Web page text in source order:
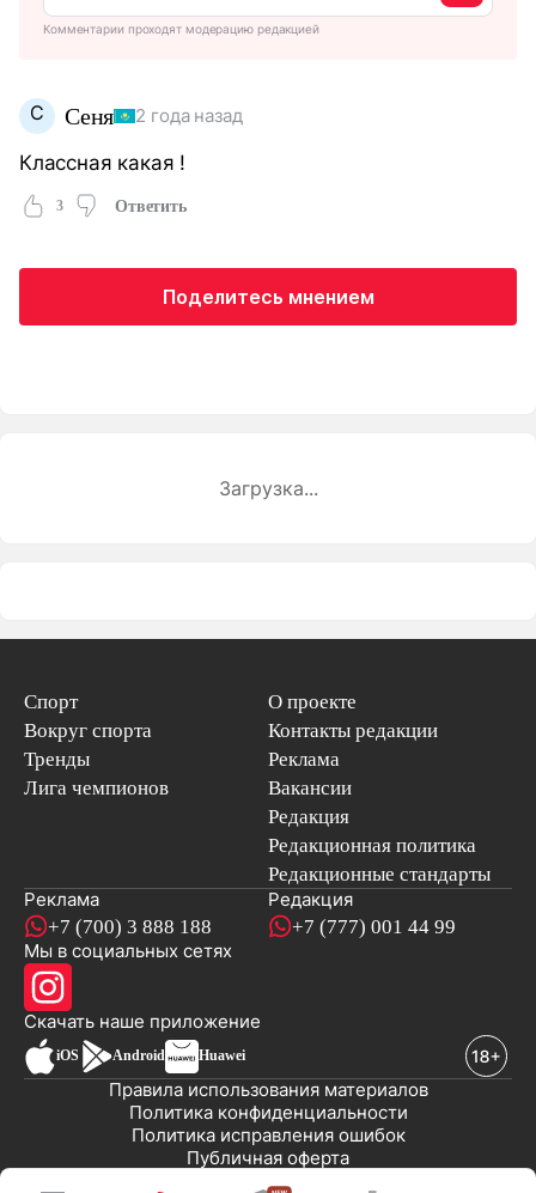
Комментарии проходят модерацию редакцией
С Сеня 2 года назад
Классная какая !
3 Ответить
Поделитесь мнением
Загрузка...
Спорт
Вокруг спорта
Тренды
Лига чемпионов
О проекте
Контакты редакции
Реклама
Вакансии
Редакция
Редакционная политика
Редакционные стандарты
Реклама
+7 (700) 3 888 188
Редакция
+7 (777) 001 44 99
Мы в социальных сетях
Скачать наше приложениеновостей
iOS Android Huawei
Публичная оферта
Политика исправления ошибок
Политика конфиденциальности
Правила использования материалов
© 2008-2026 ТОО «EML»